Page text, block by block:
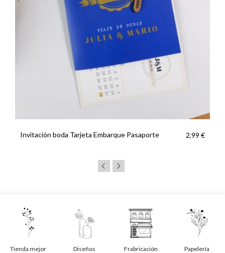
Invitación boda Tarjeta Embarque Pasaporte 2,99 €
Tienda mejor
Diseños
Frabricación
Papelería